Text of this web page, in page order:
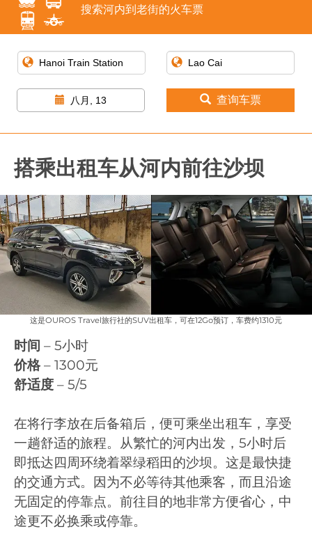
搜索河内到老街的火车票
八月, 13 查询车票
搭乘出租车从河内前往沙坝
这是OUROS Travel旅行社的SUV出租车，可在12Go预订，车费约1310元
时间 – 5小时
价格– 1300元
舒适度 – 5/5
在将行李放在后备箱后，便可乘坐出租车，享受
一趟舒适的旅程。从繁忙的河内出发，5小时后
即抵达四周环绕着翠绿稻田的沙坝。这是最快捷
的交通方式。因为不必等待其他乘客，而且沿途
无固定的停靠点。前往目的地非常方便省心，中
途更不必换乘或停靠。